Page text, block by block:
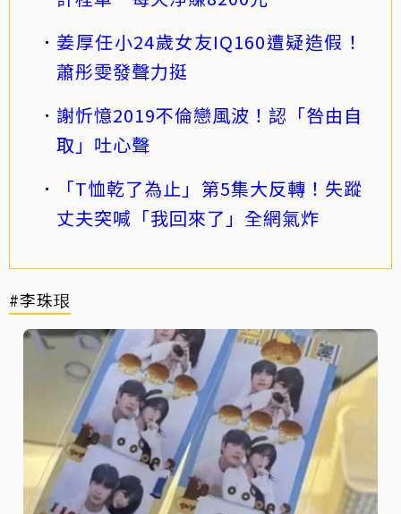
姜厚任小24歲女友IQ160遭疑造假！
蕭彤雯發聲力挺
謝忻憶2019不倫戀風波！認「咎由自
取」吐心聲
「T恤乾了為止」第5集大反轉！失蹤
丈夫突喊「我回來了」全網氣炸
#李珠珢